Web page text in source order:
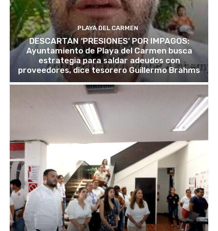
PLAYA DEL CARMEN
DESCARTAN ‘PRESIONES’ POR IMPAGOS:
Ayuntamiento de Playa del Carmen busca
estrategia para saldar adeudos con
proveedores, dice tesorero Guillermo Brahms